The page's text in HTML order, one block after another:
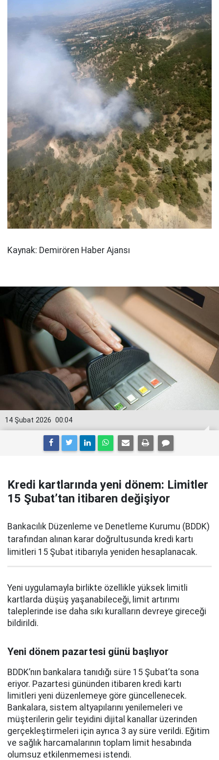
Kaynak: Demirören Haber Ajansı
00:04
14 Şubat 2026
Kredi kartlarında yeni dönem: Limitler
15 Şubat’tan itibaren değişiyor
Bankacılık Düzenleme ve Denetleme Kurumu (BDDK)
tarafından alınan karar doğrultusunda kredi kartı
limitleri 15 Şubat itibarıyla yeniden hesaplanacak.
Yeni uygulamayla birlikte özellikle yüksek limitli
kartlarda düşüş yaşanabileceği, limit artırımı
taleplerinde ise daha sıkı kuralların devreye gireceği
bildirildi.
Yeni dönem pazartesi günü başlıyor
BDDK’nın bankalara tanıdığı süre 15 Şubat’ta sona
eriyor. Pazartesi gününden itibaren kredi kartı
limitleri yeni düzenlemeye göre güncellenecek.
Bankalara, sistem altyapılarını yenilemeleri ve
müşterilerin gelir teyidini dijital kanallar üzerinden
gerçekleştirmeleri için ayrıca 3 ay süre verildi. Eğitim
ve sağlık harcamalarının toplam limit hesabında
olumsuz etkilenmemesi istendi.